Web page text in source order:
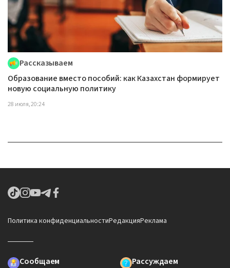
Рассказываем
Образование вместо пособий: как Казахстан формирует
новую социальную политику
28 июля, 20:24
Политика конфиденциальностиРедакцияРеклама
Сообщаем
Рассуждаем